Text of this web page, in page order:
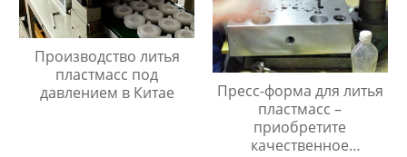
Производство литья
пластмасс под
давлением в Китае
Пресс-форма для литья
пластмасс –
приобретите
качественное